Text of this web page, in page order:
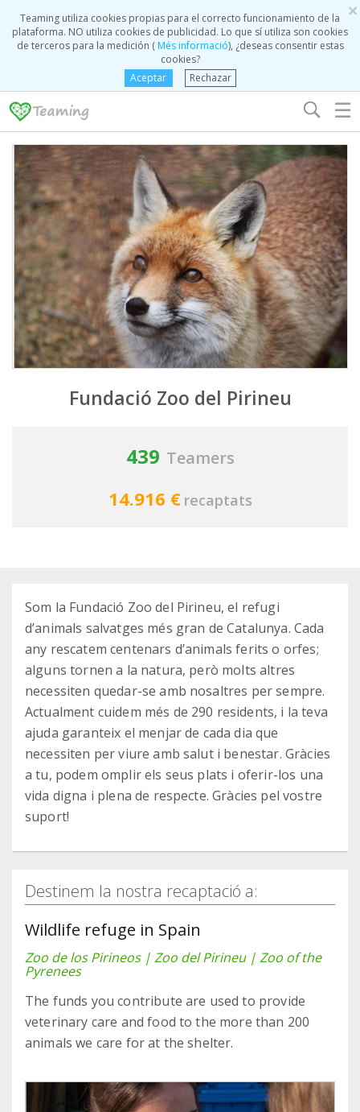
×
Teaming utiliza cookies propias para el correcto funcionamiento de la
plataforma. NO utiliza cookies de publicidad. Lo que sí utiliza son cookies
de terceros para la medición (Més informació), ¿deseas consentir estas
cookies?
Aceptar
Rechazar
☰
Fundació Zoo del Pirineu
439 Teamers
14.916 € recaptats
Som la Fundació Zoo del Pirineu, el refugi
d’animals salvatges més gran de Catalunya. Cada
any rescatem centenars d’animals ferits o orfes;
alguns tornen a la natura, però molts altres
necessiten quedar-se amb nosaltres per sempre.
Actualment cuidem més de 290 residents, i la teva
ajuda garanteix el menjar de cada dia que
necessiten per viure amb salut i benestar. Gràcies
a tu, podem omplir els seus plats i oferir-los una
vida digna i plena de respecte. Gràcies pel vostre
suport!
Destinem la nostra recaptació a:
Wildlife refuge in Spain
Zoo de los Pirineos | Zoo del Pirineu | Zoo of the
Pyrenees
The funds you contribute are used to provide
veterinary care and food to the more than 200
animals we care for at the shelter.